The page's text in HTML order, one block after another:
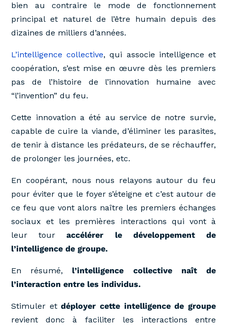
bien au contraire le mode de fonctionnement
principal et naturel de l’être humain depuis des
dizaines de milliers d’années.
L’intelligence collective, qui associe intelligence et
coopération, s’est mise en œuvre dès les premiers
pas de l’histoire de l’innovation humaine avec
“l’invention” du feu.
Cette innovation a été au service de notre survie,
capable de cuire la viande, d’éliminer les parasites,
de tenir à distance les prédateurs, de se réchauffer,
de prolonger les journées, etc.
En coopérant, nous nous relayons autour du feu
pour éviter que le foyer s’éteigne et c’est autour de
ce feu que vont alors naître les premiers échanges
sociaux et les premières interactions qui vont à
leur tour accélérer le développement de
l’intelligence de groupe.
En résumé, l’intelligence collective naît de
l’interaction entre les individus.
Stimuler etdéployer cette intelligence de groupe
revient donc à faciliter les interactions entre